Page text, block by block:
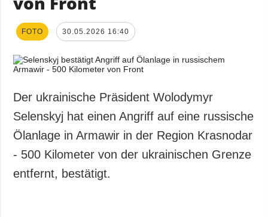
FOTO 30.05.2026 16:40
Der ukrainische Präsident Wolodymyr
Selenskyj hat einen Angriff auf eine russische
Ölanlage in Armawir in der Region Krasnodar
- 500 Kilometer von der ukrainischen Grenze
entfernt, bestätigt.